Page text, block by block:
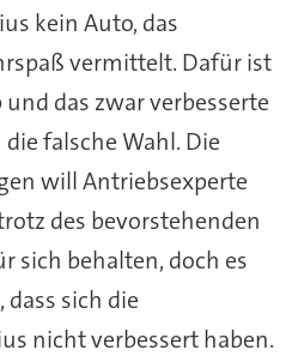
kein Auto, das
vermittelt. Dafür ist
das zwar verbesserte
falsche Wahl. Die
will Antriebsexperte
des bevorstehenden
sich behalten, doch es
sich die
nicht verbessert haben.